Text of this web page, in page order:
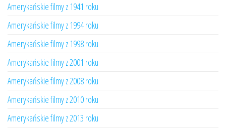
Amerykańskie filmy z 1941 roku
Amerykańskie filmy z 1994 roku
Amerykańskie filmy z 1998 roku
Amerykańskie filmy z 2001 roku
Amerykańskie filmy z 2008 roku
Amerykańskie filmy z 2010 roku
Amerykańskie filmy z 2013 roku